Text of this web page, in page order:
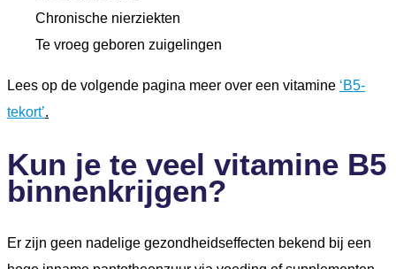
Chronische nierziekten
Te vroeg geboren zuigelingen
Lees op de volgende pagina meer over een vitamine ‘B5-
tekort’.
Kun je te veel vitamine B5
binnenkrijgen?
Er zijn geen nadelige gezondheidseffecten bekend bij een